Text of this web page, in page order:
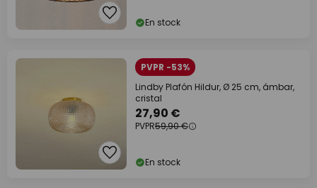
En stock
PVPR -53%
Lindby Plafón Hildur, Ø 25 cm, ámbar,
cristal
27,90 €
PVPR59,90 €
En stock